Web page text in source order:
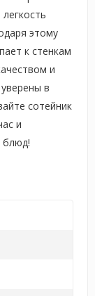
этому
к стенкам
и
в
сотейник
и
блюд!